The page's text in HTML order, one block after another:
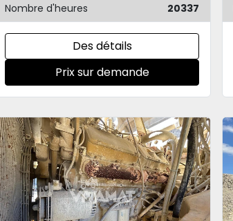
Nombre d'heures
20337
Des détails
Prix sur demande